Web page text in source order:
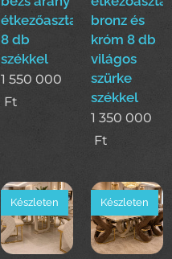
étkezőasztal
8 db
székkel
1 550 000
Ft
bronz és
króm 8 db
világos
szürke
székkel
1 350 000
Ft
Készleten Készleten